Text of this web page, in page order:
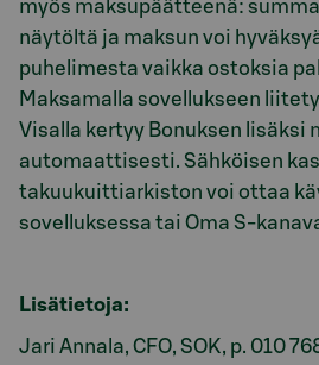
myös maksupäätteenä:
näytöltä ja maksun voi
puhelimesta vaikka ostoksia
Maksamalla sovellukseen
Visalla kertyy Bonuksen lisäksi
automaattisesti. Sähköisen
takuukuittiarkiston voi ottaa
sovelluksessa tai Oma S-
Lisätietoja:
Jari Annala, CFO, SOK, p. 010